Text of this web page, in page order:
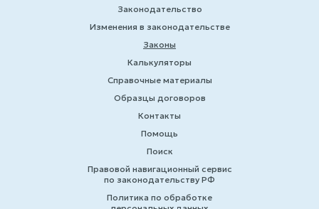
Законодательство
Изменения в законодательстве
Законы
Калькуляторы
Справочные материалы
Образцы договоров
Контакты
Помощь
Поиск
Правовой навигационный сервис
по законодательству РФ
Политика по обработке